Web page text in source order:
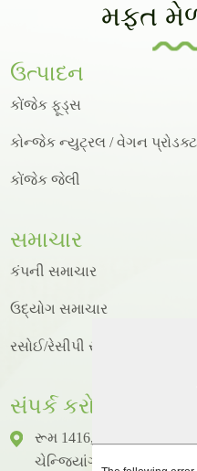
મફત
ઉત્પાદન
કોંજેક ફૂડ્સ
કોન્જેક ન્યુટ્રલ / વેગન પ્રોડક્ટ
કોંજેક જેલી
સમાચાર
કંપની સમાચાર
ઉદ્યોગ સમાચાર
રસોઈ/રેસીપી સમાચાર
સંપર્ક કરો
રૂમ 1416, ફ્લોર 14,
ચેન્જિયાંગ ઝોંગકાઇ